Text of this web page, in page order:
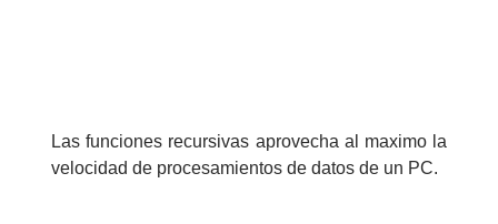
Las funciones recursivas aprovecha al maximo la
velocidad de procesamientos de datos de un PC.